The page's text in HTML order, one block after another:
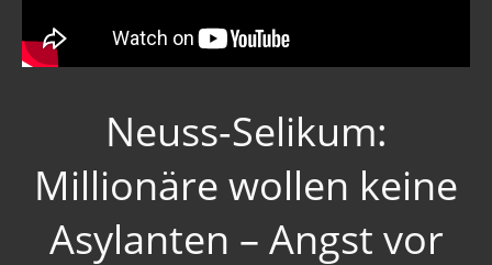
Neuss-Selikum:
Millionäre wollen keine
Asylanten – Angst vor